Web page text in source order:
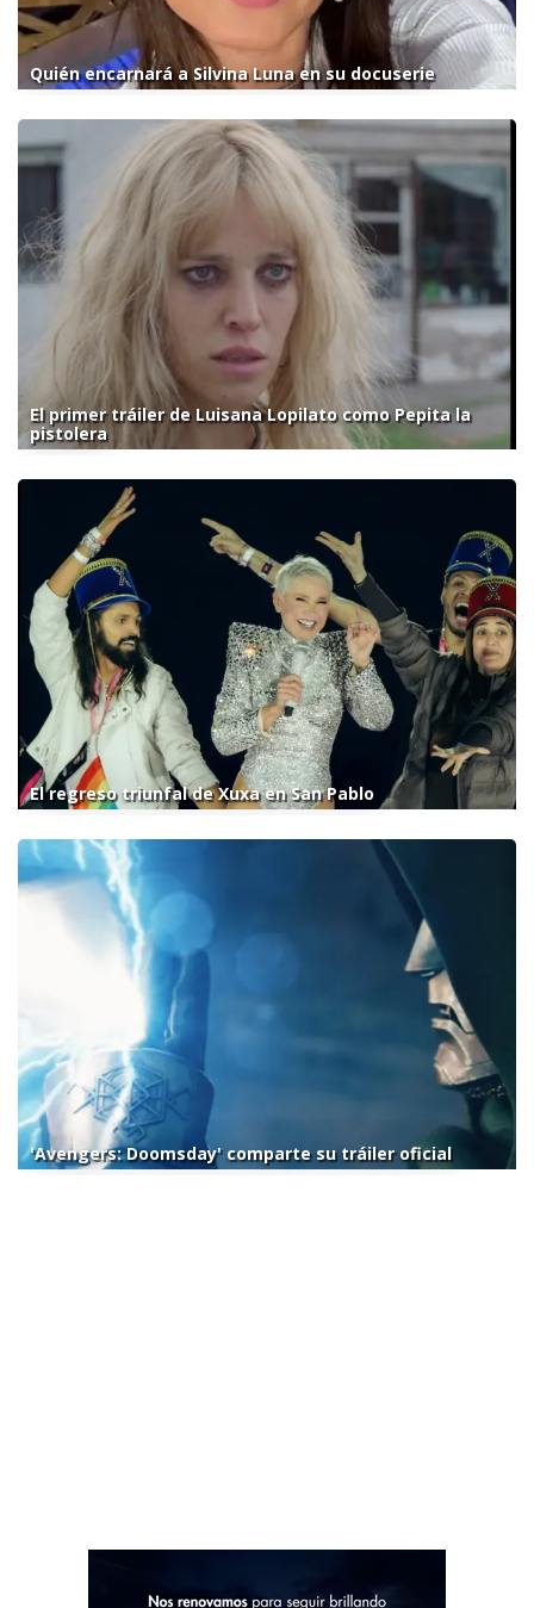
Quién encarnará a Silvina Luna en su docuserie
El primer tráiler de Luisana Lopilato como Pepita la
pistolera
El regreso triunfal de Xuxa en San Pablo
'Avengers: Doomsday' comparte su tráiler oficial